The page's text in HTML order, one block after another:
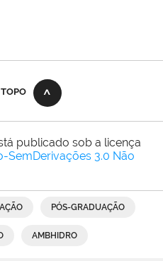
publicado sob a licença
SemDerivações 3.0 Não
PÓS-GRADUAÇÃO
AMBHIDRO